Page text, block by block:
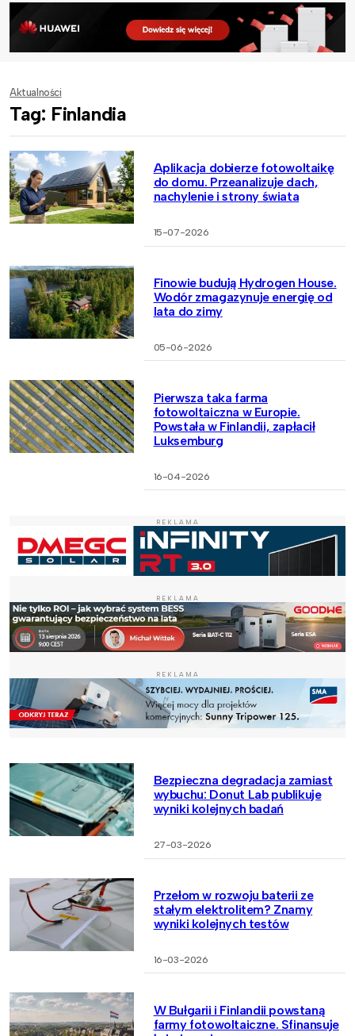
Aktualności
Tag: Finlandia
Aplikacja dobierze fotowoltaikę
do domu. Przeanalizuje dach,
nachylenie i strony świata
15-07-2026
Finowie budują Hydrogen House.
Wodór zmagazynuje energię od
lata do zimy
05-06-2026
Pierwsza taka farma
fotowoltaiczna w Europie.
Powstała w Finlandii, zapłacił
Luksemburg
16-04-2026
REKLAMA
REKLAMA
REKLAMA
Bezpieczna degradacja zamiast
wybuchu: Donut Lab publikuje
wyniki kolejnych badań
27-03-2026
Przełom w rozwoju baterii ze
stałym elektrolitem? Znamy
wyniki kolejnych testów
16-03-2026
W Bułgarii i Finlandii powstaną
farmy fotowoltaiczne. Sfinansuje